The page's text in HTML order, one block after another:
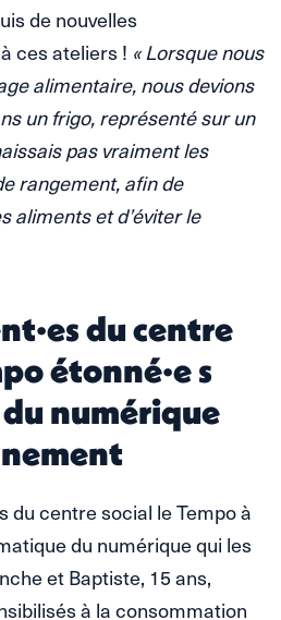
de nouvelles
ces ateliers ! « Lorsque nous
alimentaire, nous devions
un frigo, représenté sur un
pas vraiment les
rangement, afin de
aliments et d’éviter le
du centre
étonné·e s
numérique
du centre social le Tempo à
du numérique qui les
et Baptiste, 15 ans,
à la consommation